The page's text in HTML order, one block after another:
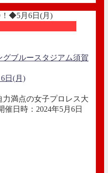
グブルースタジアム須賀
日(月)
満点の女子プロレス大
日時：2024年5月6日